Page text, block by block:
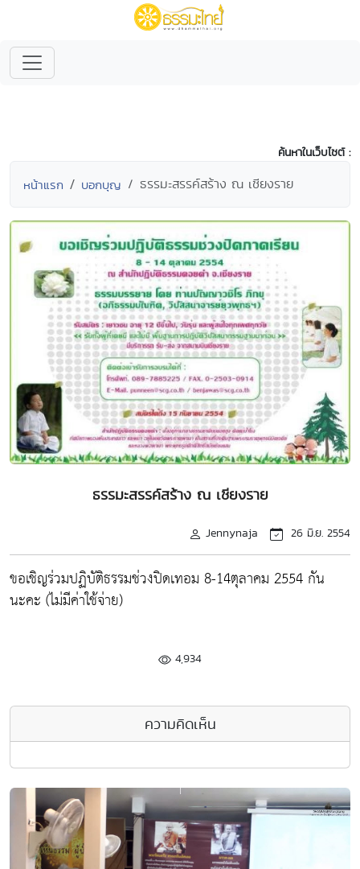
ค้นหาในเว็บไซต์ :
หน้าแรก บอกบุญ ธรรมะสรรค์สร้าง ณ เชียงราย
ธรรมะสรรค์สร้าง ณ เชียงราย
Jennynaja 26 มิ.ย. 2554
ขอเชิญร่วมปฏิบัติธรรมช่วงปิดเทอม 8-14ตุลาคม 2554 กัน
นะคะ (ไม่มีค่าใช้จ่าย)
4,934
ความคิดเห็น